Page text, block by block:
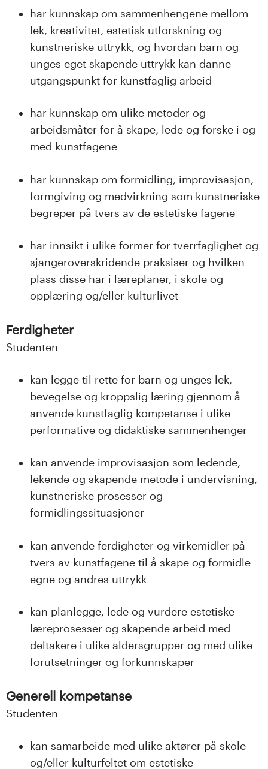
har kunnskap om sammenhengene mellom
lek, kreativitet, estetisk utforskning og
kunstneriske uttrykk, og hvordan barn og
unges eget skapende uttrykk kan danne
utgangspunkt for kunstfaglig arbeid
har kunnskap om ulike metoder og
arbeidsmåter for å skape, lede og forske i og
med kunstfagene
har kunnskap om formidling, improvisasjon,
formgiving og medvirkning som kunstneriske
begreper på tvers av de estetiske fagene
har innsikt i ulike former for tverrfaglighet og
sjangeroverskridende praksiser og hvilken
plass disse har i læreplaner, i skole og
opplæring og/eller kulturlivet
Ferdigheter
Studenten
kan legge til rette for barn og unges lek,
bevegelse og kroppslig læring gjennom å
anvende kunstfaglig kompetanse i ulike
performative og didaktiske sammenhenger
kan anvende improvisasjon som ledende,
lekende og skapende metode i undervisning,
kunstneriske prosesser og
formidlingssituasjoner
kan anvende ferdigheter og virkemidler på
tvers av kunstfagene til å skape og formidle
egne og andres uttrykk
kan planlegge, lede og vurdere estetiske
læreprosesser og skapende arbeid med
deltakere i ulike aldersgrupper og med ulike
forutsetninger og forkunnskaper
Generell kompetanse
Studenten
kan samarbeide med ulike aktører på skole-
og/eller kulturfeltet om estetiske